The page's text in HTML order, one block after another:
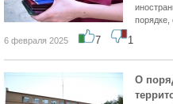
порядке,
6 февраля 2025 7 1
О